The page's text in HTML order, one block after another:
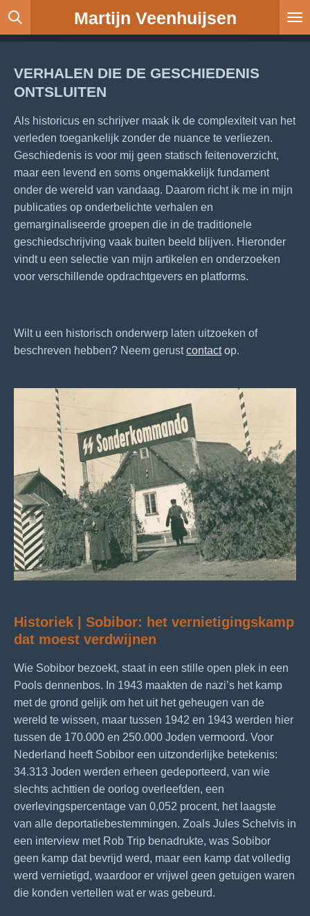
Ga
direct
de
Martijn Veenhuijsen
VERHALEN DIE DE GESCHIEDENIS
ONTSLUITEN
Als historicus en schrijver maak ik de complexiteit van het
verleden toegankelijk zonder de nuance te verliezen.
Geschiedenis is voor mij geen statisch feitenoverzicht,
maar een levend en soms ongemakkelijk fundament
onder de wereld van vandaag. Daarom richt ik me in mijn
publicaties op onderbelichte verhalen en
gemarginaliseerde groepen die in de traditionele
geschiedschrijving vaak buiten beeld blijven. Hieronder
vindt u een selectie van mijn artikelen en onderzoeken
voor verschillende opdrachtgevers en platforms.
Wilt u een historisch onderwerp laten uitzoeken of
beschreven hebben? Neem gerustcontactop.
Historiek | Sobibor: het vernietigingskamp
dat moest verdwijnen
Wie Sobibor bezoekt, staat in een stille open plek in een
Pools dennenbos. In 1943 maakten de nazi’s het kamp
met de grond gelijk om het uit het geheugen van de
wereld te wissen, maar tussen 1942 en 1943 werden hier
tussen de 170.000 en 250.000 Joden vermoord. Voor
Nederland heeft Sobibor een uitzonderlijke betekenis:
34.313 Joden werden erheen gedeporteerd, van wie
slechts achttien de oorlog overleefden, een
overlevingspercentage van 0,052 procent, het laagste
van alle deportatiebestemmingen. Zoals Jules Schelvis in
een interview met Rob Trip benadrukte, was Sobibor
geen kamp dat bevrijd werd, maar een kamp dat volledig
werd vernietigd, waardoor er vrijwel geen getuigen waren
die konden vertellen wat er was gebeurd.